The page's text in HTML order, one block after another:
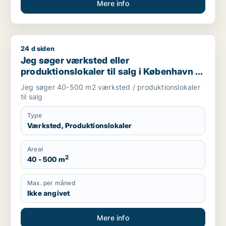
Mere info
Jeg søger værksted eller produktionslokaler til salg i
24 d siden
Jeg søger værksted eller
produktionslokaler til salg i København K,
Vesterbro eller Frederiksberg m.fl.
Jeg søger 40-500 m2 værksted / produktionslokaler
til salg
Type
Værksted, Produktionslokaler
Areal
40 - 500 m2
Max. per måned
Ikke angivet
Mere info